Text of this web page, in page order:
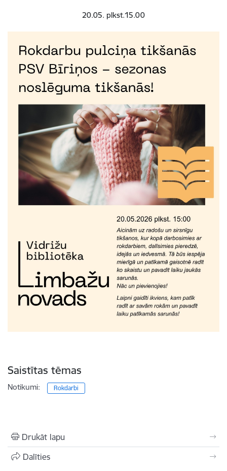
20.05. plkst.15.00
Saistītas tēmas
Notikumi: Rokdarbi
Drukāt lapu
Dalīties